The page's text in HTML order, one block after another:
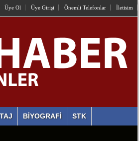
Üye Ol Üye Girişi Önemli Telefonlar İletisim
BİYOGRAFİ STK
İstiyorlar Ki Unutalım!
AYLİN ALVEREN ÖZEN
SEN SACA GEL YETER
Ahlaki Yozlaşma Platformları